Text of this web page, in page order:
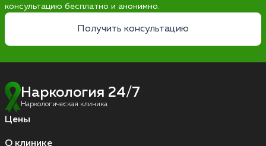
консультацию бесплатно и анонимно.
Получить консультацию
Наркология 24/7
Наркологическая клиника
Цены
О клинике